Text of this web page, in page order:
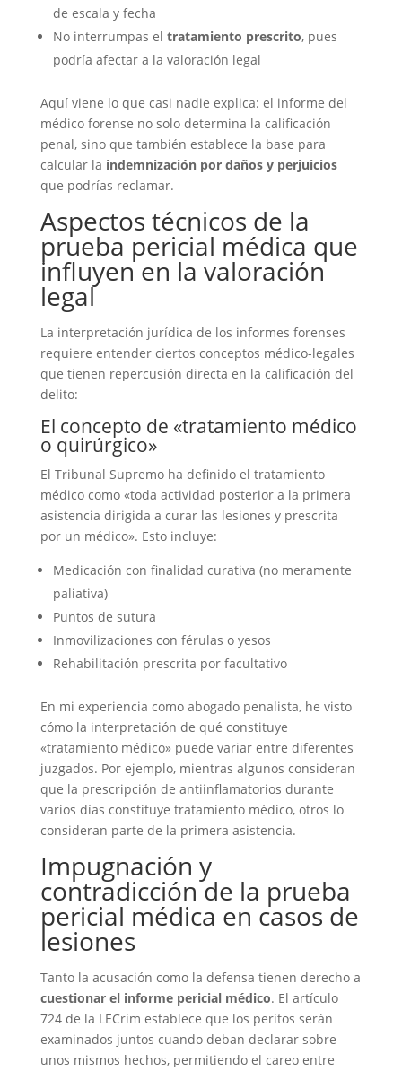
de escala y fecha
No interrumpas el tratamiento prescrito, pues
podría afectar a la valoración legal
Aquí viene lo que casi nadie explica: el informe del
médico forense no solo determina la calificación
penal, sino que también establece la base para
calcular la indemnización por daños y perjuicios
que podrías reclamar.
Aspectos técnicos de la
prueba pericial médica que
influyen en la valoración
legal
La interpretación jurídica de los informes forenses
requiere entender ciertos conceptos médico-legales
que tienen repercusión directa en la calificación del
delito:
El concepto de «tratamiento médico
o quirúrgico»
El Tribunal Supremo ha definido el tratamiento
médico como «toda actividad posterior a la primera
asistencia dirigida a curar las lesiones y prescrita
por un médico». Esto incluye:
Medicación con finalidad curativa (no meramente
paliativa)
Puntos de sutura
Inmovilizaciones con férulas o yesos
Rehabilitación prescrita por facultativo
En mi experiencia como abogado penalista, he visto
cómo la interpretación de qué constituye
«tratamiento médico» puede variar entre diferentes
juzgados. Por ejemplo, mientras algunos consideran
que la prescripción de antiinflamatorios durante
varios días constituye tratamiento médico, otros lo
consideran parte de la primera asistencia.
Impugnación y
contradicción de la prueba
pericial médica en casos de
lesiones
Tanto la acusación como la defensa tienen derecho a
cuestionar el informe pericial médico. El artículo
724 de la LECrim establece que los peritos serán
examinados juntos cuando deban declarar sobre
unos mismos hechos, permitiendo el careo entre